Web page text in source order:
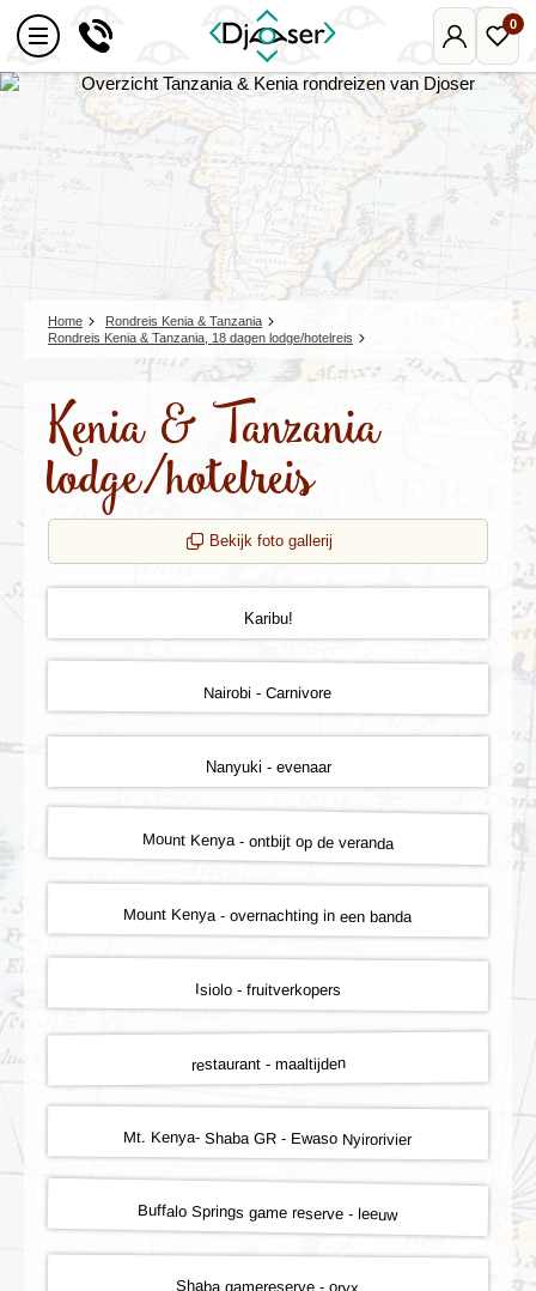
Mijn
Djoser
0
Home
Rondreis Kenia & Tanzania
Rondreis Kenia & Tanzania, 18 dagen lodge/hotelreis
Kenia & Tanzania
lodge/hotelreis
Bekijk foto gallerij
Karibu!
Nairobi - Carnivore
Nanyuki - evenaar
Mount Kenya - ontbijt op de veranda
Mount Kenya - overnachting in een banda
Isiolo - fruitverkopers
restaurant - maaltijden
Mt. Kenya- Shaba GR - Ewaso Nyirorivier
Buffalo Springs game reserve - leeuw
Shaba gamereserve - oryx